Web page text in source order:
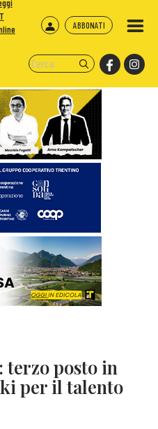
ABBONATI
terzo posto in
per il talento